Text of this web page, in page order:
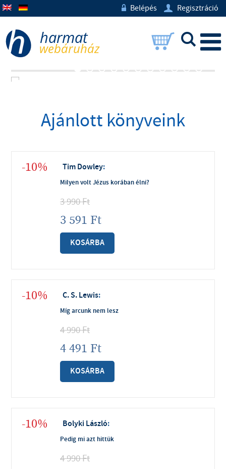
w Belépés U Regisztráció
L
Ajánlott könyveink
-10% Tim Dowley:
Milyen volt Jézus korában élni?
3 990Ft
3 591 Ft
KOSÁRBA
-10% C. S. Lewis:
Míg arcunk nem lesz
4 990Ft
4 491 Ft
KOSÁRBA
-10% Bolyki László:
Pedig mi azt hittük
4 990Ft